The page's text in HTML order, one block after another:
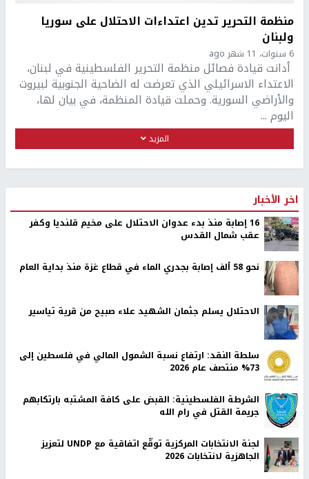
منظمة التحرير تدين اعتداءات الاحتلال على سوريا
ولبنان
6 سنوات، 11 شهر ago
أدانت قيادة فصائل منظمة التحرير الفلسطينية في لبنان،
الاعتداء الاسرائيلي الذي تعرضت له الضاحية الجنوبية لبيروت
والأراضي السورية. وحملت قيادة المنظمة، في بيان لها،
اليوم ...
المزيد
اخر الأخبار
16 إصابة منذ بدء عدوان الاحتلال على مخيم قلنديا وكفر
عقب شمال القدس
نحو 58 ألف إصابة بجدري الماء في قطاع غزة منذ بداية العام
الاحتلال يسلم جثمان الشهيد علاء صبيح من قرية تياسير
سلطة النقد: ارتفاع نسبة الشمول المالي في فلسطين إلى
73% منتصف عام 2026
الشرطة الفلسطينية: القبض على كافة المشتبه بارتكابهم
جريمة القتل في رام الله
لجنة الانتخابات المركزية توقّع اتفاقية مع UNDP لتعزيز
الجاهزية لانتخابات 2026